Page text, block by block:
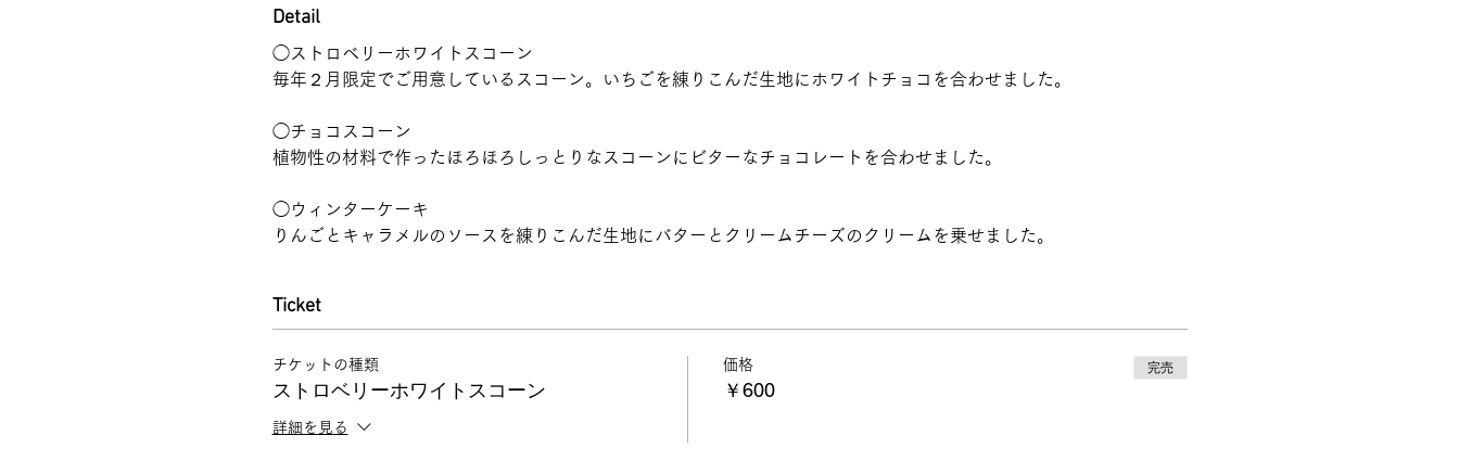
Detail
◯ストロベリーホワイトスコーン
毎年２月限定でご用意しているスコーン。いちごを練りこんだ生地にホワイトチョコを合わせました。
◯チョコスコーン
植物性の材料で作ったほろほろしっとりなスコーンにビターなチョコレートを合わせました。
◯ウィンターケーキ
りんごとキャラメルのソースを練りこんだ生地にバターとクリームチーズのクリームを乗せました。
Ticket
チケットの種類
ストロベリーホワイトスコーン
詳細を見る
価格
￥600
完売